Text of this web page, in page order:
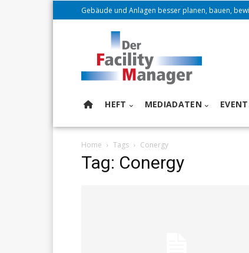
Gebäude und Anlagen besser planen, bauen,
HEFT MEDIADATEN
Home Tags Conergy
Tag: Conergy